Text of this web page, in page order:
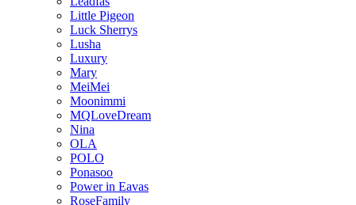
Little Pigeon
Luck Sherrys
Lusha
Luxury
Mary
MeiMei
Moonimmi
MQLoveDream
Nina
OLA
POLO
Ponasoo
Power in Eavas
RoseFamily